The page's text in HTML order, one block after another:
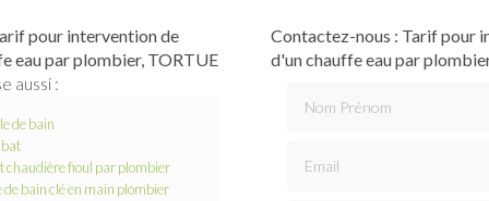
pour intervention de
eau par plombier, TORTUE
aussi :
de bain
chaudière fioul par plombier
bain clé en main plombier
Contactez-nous : Tarif pour
d'un chauffe eau par